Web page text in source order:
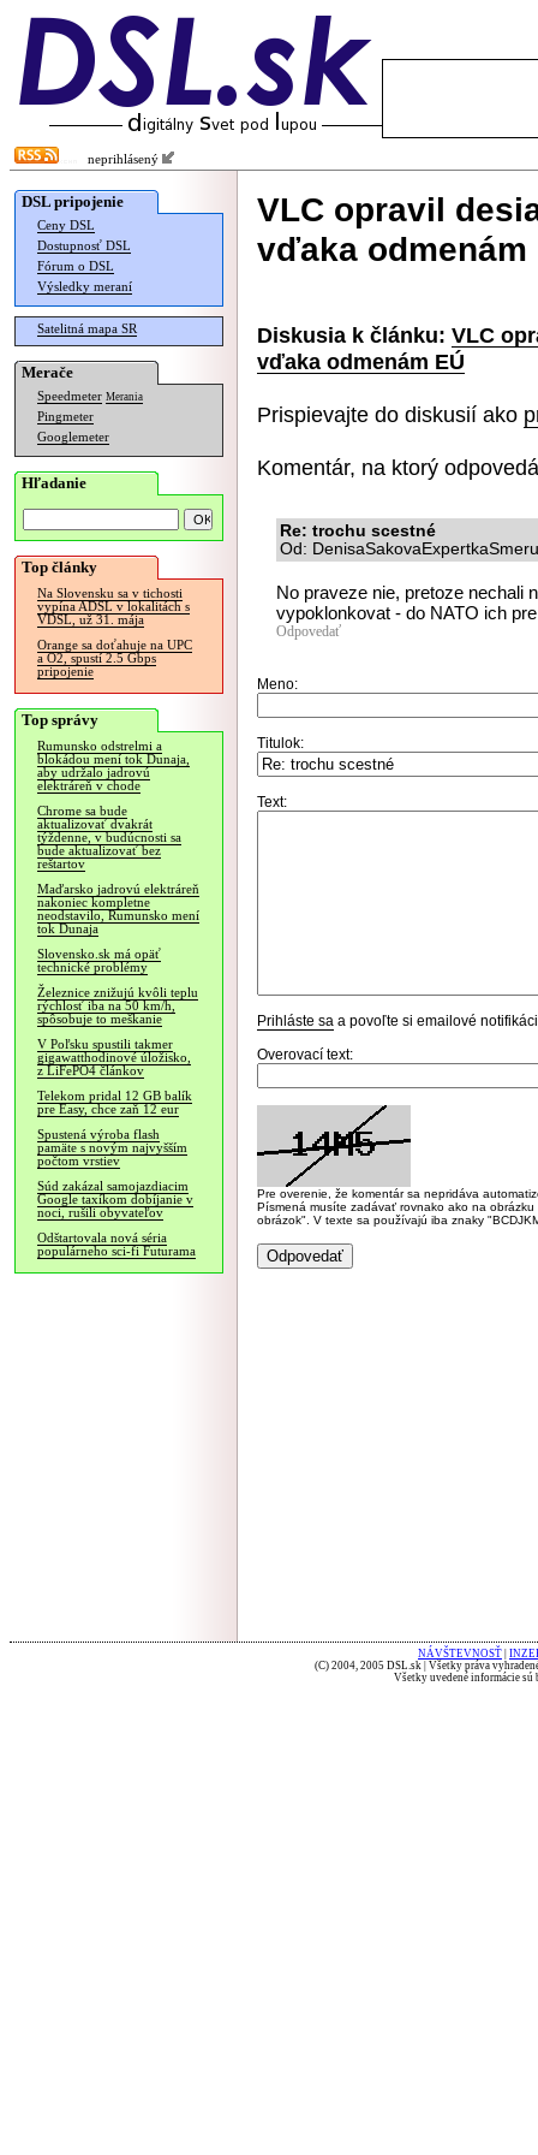
neprihlásený
DSL pripojenie
Ceny DSL
Dostupnosť DSL
Fórum o DSL
Výsledky meraní
Satelitná mapa SR
Merače
Speedmeter Merania
Pingmeter
Googlemeter
Hľadanie
Top články
Na Slovensku sa v tichosti
vypína ADSL v lokalitách s
VDSL, už 31. mája
Orange sa doťahuje na UPC
a O2, spustí 2.5 Gbps
pripojenie
Top správy
Rumunsko odstrelmi a
blokádou mení tok Dunaja,
aby udržalo jadrovú
elektráreň v chode
Chrome sa bude
aktualizovať dvakrát
týždenne, v budúcnosti sa
bude aktualizovať bez
reštartov
Maďarsko jadrovú elektráreň
nakoniec kompletne
neodstavilo, Rumunsko mení
tok Dunaja
Slovensko.sk má opäť
technické problémy
Železnice znižujú kvôli teplu
rýchlosť iba na 50 km/h,
spôsobuje to meškanie
V Poľsku spustili takmer
gigawatthodinové úložisko,
z LiFePO4 článkov
Telekom pridal 12 GB balík
pre Easy, chce zaň 12 eur
Spustená výroba flash
pamäte s novým najvyšším
počtom vrstiev
Súd zakázal samojazdiacim
Google taxíkom dobíjanie v
noci, rušili obyvateľov
Odštartovala nová séria
populárneho sci-fi Futurama
VLC opravil
vďaka odmenám
Diskusia k článku: VLC
vďaka odmenám EÚ
Prispievajte do diskusií ako
Komentár, na ktorý
Re: trochu scestné
Od:
No praveze nie, pretoze nechali
vypoklonkovat - do NATO ich
Odpovedať
Meno:
Titulok:
Text:
Prihláste sa a povoľte si emailové
Overovací text:
Pre overenie, že komentár sa nepridáva
Písmená musíte zadávať rovnako ako na
obrázok". V texte sa používajú iba znaky
NÁVŠTEVNOSŤ
(C) 2004, 2005 DSL.sk | Všetky práva
Všetky uvedené informácie sú